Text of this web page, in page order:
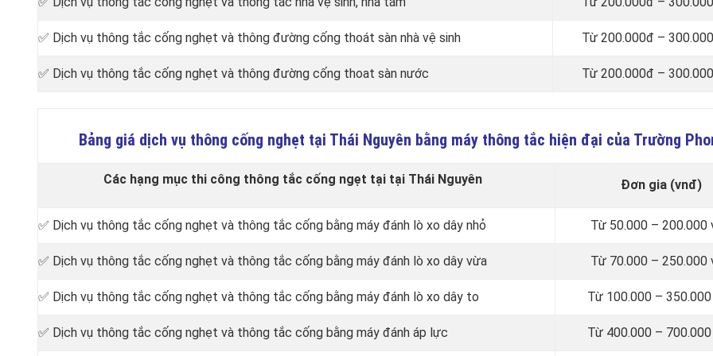
✅ Dịch vụ thông tắc cống nghẹt và thông đường cống thoát sàn nhà vệ sinh Từ 200.000đ –
✅ Dịch vụ thông tắc cống nghẹt và thông đường cống thoat sàn nước Từ 200.000đ –
Bảng giá dịch vụ thông cống nghẹt tại Thái Nguyên bằng máy thông tắc hiện đại của Trường
Các hạng mục thi công thông tắc cống ngẹt tại tại Thái Nguyên Đơn gia (vnđ)
✅ Dịch vụ thông tắc cống nghẹt và thông tắc cống bằng máy đánh lò xo dây nhỏ Từ 50.000 – 200.000
✅ Dịch vụ thông tắc cống nghẹt và thông tắc cống bằng máy đánh lò xo dây vừa Từ 70.000 – 250.000
✅ Dịch vụ thông tắc cống nghẹt và thông tắc cống bằng máy đánh lò xo dây to Từ 100.000 –
✅ Dịch vụ thông tắc cống nghẹt và thông tắc cống bằng máy đánh áp lực Từ 400.000 –